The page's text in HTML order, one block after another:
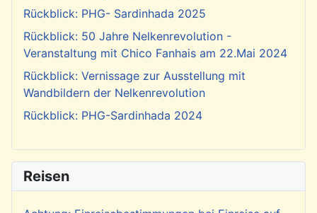
Rückblick: PHG- Sardinhada 2025
Rückblick: 50 Jahre Nelkenrevolution -
Veranstaltung mit Chico Fanhais am 22.Mai 2024
Rückblick: Vernissage zur Ausstellung mit
Wandbildern der Nelkenrevolution
Rückblick: PHG-Sardinhada 2024
Reisen